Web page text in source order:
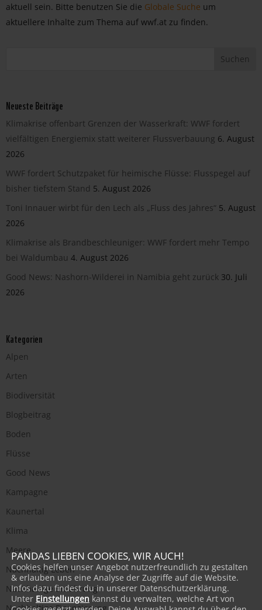
aktuell sein. Bitte benutzen Sie die Globale Suche um
aktuellere Inhalte zum Thema auf wwf.at zu finden.
Neueste Beiträge
Klimakrise offenbart Grenzen der Wasserkraft: WWF fordert
vielfältigen Energiemix statt weiterer Flussverbauung 6. August
2026
WWF fordert Schutzpaket für heimische Flüsse: Flusspegel auf
bisher tiefstem Stand 5. August 2026
Toni Innauer wirbt für den Lech als „Fluss des Jahres“ 5. August
2026
Klimakrise als Brandbeschleuniger: WWF fordert mehr Tempo
bei Waldumbau 4. August 2026
Good News: Nashorn-Wilderei in Namibia geht zurück 30. Juli
2026
Kategorien
Alpen
Arten
Biodiversität
Blogbeitrag
Boden
Flüsse
Good News
Kampagne
Kaunertal
Klima
Meere
Nachhaltig Leben
Nachhaltige Ernährung
PANDAS LIEBEN COOKIES, WIR AUCH!
Cookies helfen unser Angebot nutzerfreundlich zu gestalten
& erlauben uns eine Analyse der Zugriffe auf die Website.
Infos dazu findest du in unserer Datenschutzerklärung.
Unter Einstellungen kannst du verwalten, welche Art von